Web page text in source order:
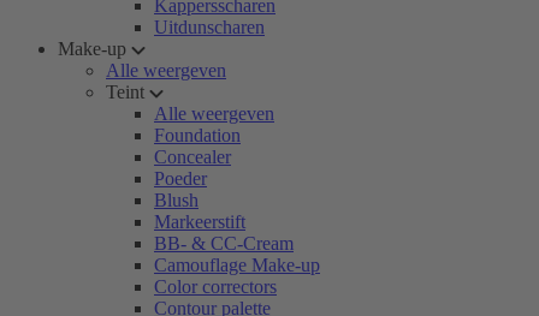
Kappersscharen
Uitdunscharen
Make-up
Alle weergeven
Teint
Alle weergeven
Foundation
Concealer
Poeder
Blush
Markeerstift
BB- & CC-Cream
Camouflage Make-up
Color correctors
Contour palette